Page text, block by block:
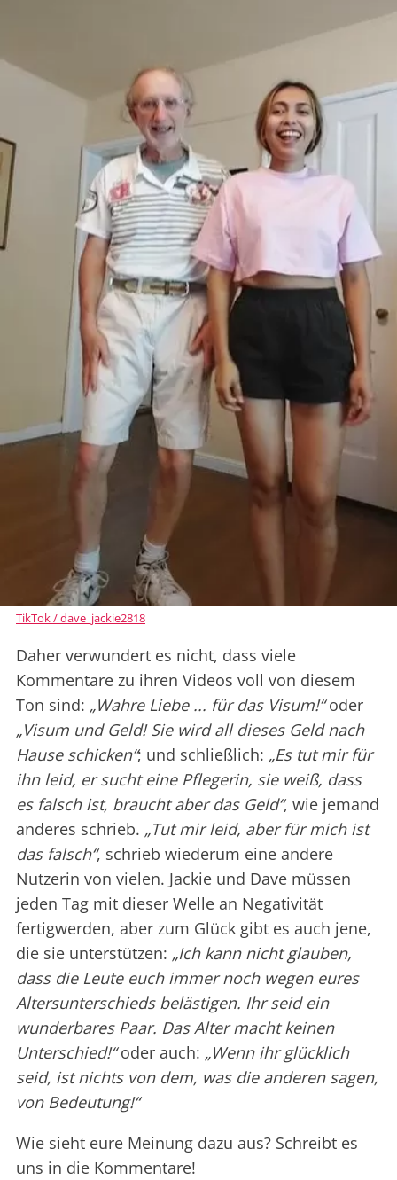
TikTok / dave_jackie2818
Daher verwundert es nicht, dass viele
Kommentare zu ihren Videos voll von diesem
Ton sind: „Wahre Liebe ... für das Visum!“oder
„Visum und Geld! Sie wird all dieses Geld nach
Hause schicken“; und schließlich: „Es tut mir für
ihn leid, er sucht eine Pflegerin, sie weiß, dass
es falsch ist, braucht aber das Geld“, wie jemand
anderes schrieb. „Tut mir leid, aber für mich ist
das falsch“, schrieb wiederum eine andere
Nutzerin von vielen. Jackie und Dave müssen
jeden Tag mit dieser Welle an Negativität
fertigwerden, aber zum Glück gibt es auch jene,
die sie unterstützen: „Ich kann nicht glauben,
dass die Leute euch immer noch wegen eures
Altersunterschieds belästigen. Ihr seid ein
wunderbares Paar. Das Alter macht keinen
Unterschied!“oder auch: „Wenn ihr glücklich
seid, ist nichts von dem, was die anderen sagen,
von Bedeutung!“
Wie sieht eure Meinung dazu aus? Schreibt es
uns in die Kommentare!